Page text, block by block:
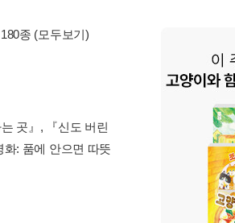
종 (모두보기)
곳』, 『신도 버린
: 품에 안으면 따뜻